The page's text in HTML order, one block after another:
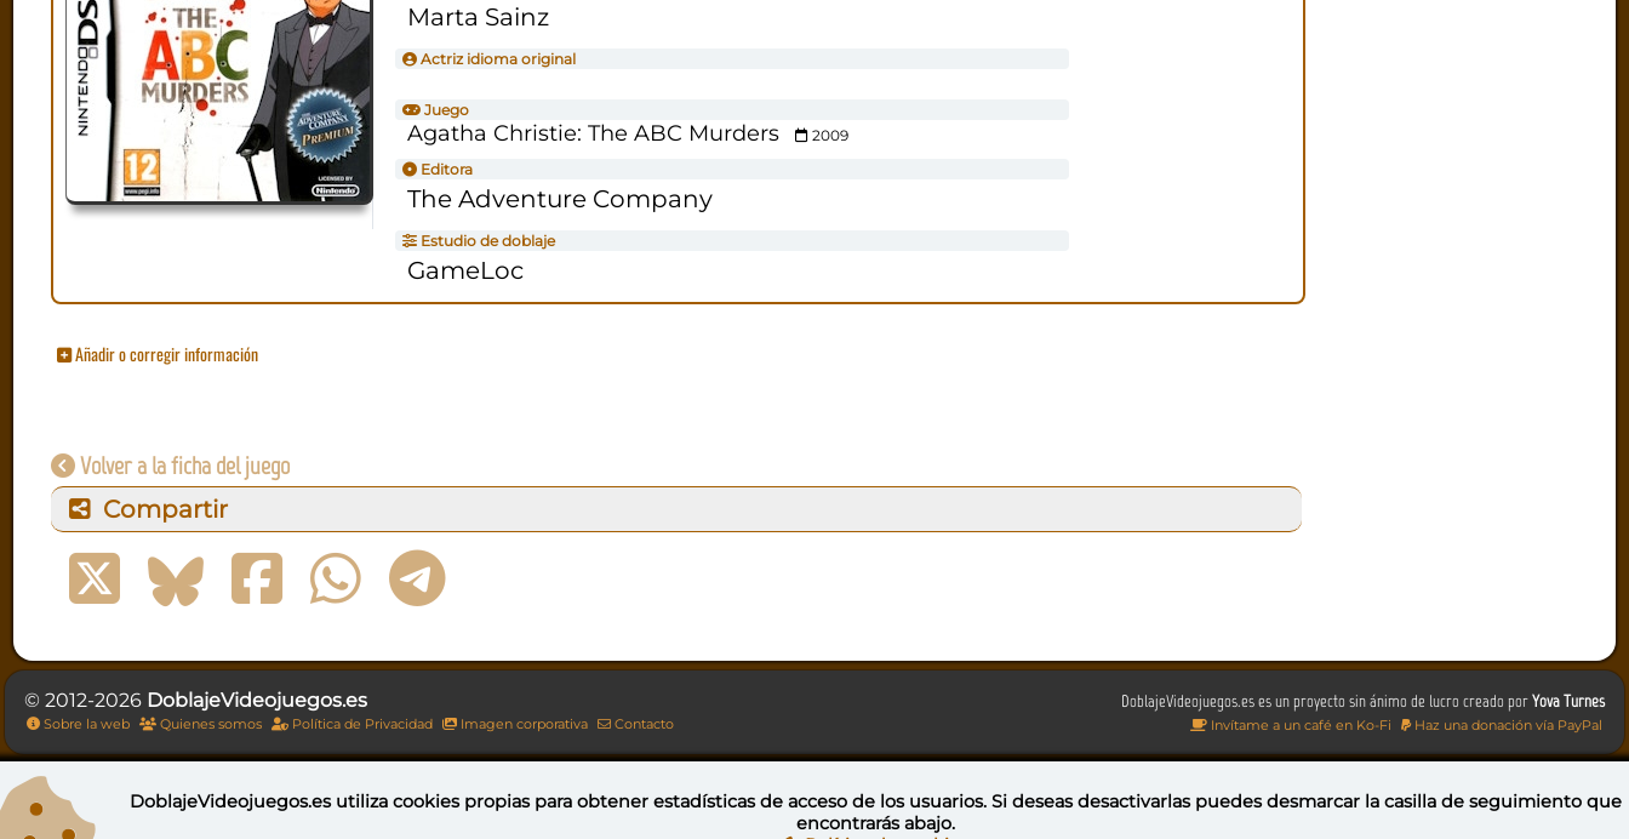
Marta Sainz
Actriz idioma original
Juego
Agatha Christie: The ABC Murders
2009
Editora
The Adventure Company
Estudio de doblaje
GameLoc
Añadir o corregir información
Volver a la ficha del juego
Compartir
DoblajeVideojuegos.es es un proyecto sin ánimo de lucro creado porYova Turnes
Invítame a un café en Ko-Fi Haz una donación vía PayPal
© 2012-2026 DoblajeVideojuegos.es
Sobre la web Quienes somos Política de Privacidad Imagen corporativa Contacto
Esta obra está bajo una licencia de Creative Commons Reconocimiento-NoComercial-CompartirIgual 4.0 Internacional
DoblajeVideojuegos.es utilizacookies propiaspara obtener estadísticas de acceso de los usuarios. Si deseas desactivarlas puedesdesmarcar la casilla de seguimiento que
encontrarás abajo.